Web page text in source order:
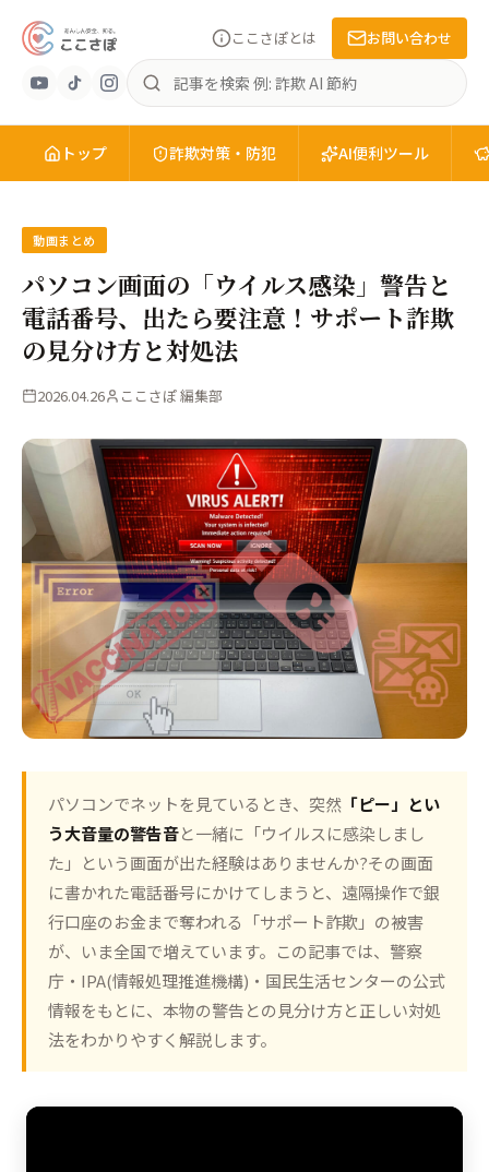
あ
ん
ん
全
知
こ
こ
さ
記
事
を
索
ここさぽとは お問い合わせ
トップ 詐欺対策・防犯 AI便利ツール
動画まとめ
パソコン画面の「ウイルス感染」警告と
電話番号、出たら要注意！サポート詐欺
の見分け方と対処法
2026.04.26 ここさぽ 編集部
パソコンでネットを見ているとき、突然 「ピー」とい
う大音量の警告音と一緒に「ウイルスに感染しまし
た」という画面が出た経験はありませんか?その画面
に書かれた電話番号にかけてしまうと、遠隔操作で銀
行口座のお金まで奪われる「サポート詐欺」の被害
が、いま全国で増えています。この記事では、警察
庁・IPA(情報処理推進機構)・国民生活センターの公式
情報をもとに、本物の警告との見分け方と正しい対処
法をわかりやすく解説します。